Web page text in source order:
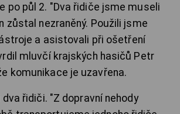
po půl 2. "Dva řidiče jsme museli
zůstal nezraněný. Použili jsme
a asistovali při ošetření
mluvčí krajských hasičů Petr
komunikace je uzavřena.
řidiči. "Z dopravní nehody